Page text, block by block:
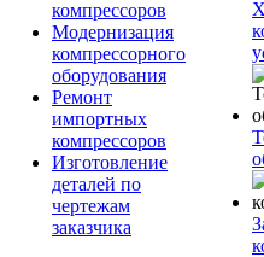
компрессоров
Модернизация
компрессорного
оборудования
Ремонт
импортных
компрессоров
Изготовление
деталей по
чертежам
заказчика